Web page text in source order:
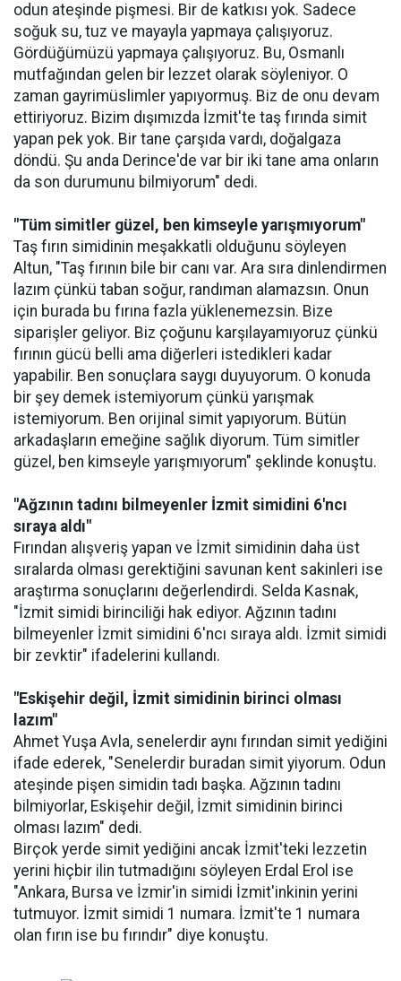
odun ateşinde pişmesi. Bir de katkısı yok. Sadece
soğuk su, tuz ve mayayla yapmaya çalışıyoruz.
Gördüğümüzü yapmaya çalışıyoruz. Bu, Osmanlı
mutfağından gelen bir lezzet olarak söyleniyor. O
zaman gayrimüslimler yapıyormuş. Biz de onu devam
ettiriyoruz. Bizim dışımızda İzmit'te taş fırında simit
yapan pek yok. Bir tane çarşıda vardı, doğalgaza
döndü. Şu anda Derince'de var bir iki tane ama onların
da son durumunu bilmiyorum" dedi.
"Tüm simitler güzel, ben kimseyle yarışmıyorum"
Taş fırın simidinin meşakkatli olduğunu söyleyen
Altun, "Taş fırının bile bir canı var. Ara sıra dinlendirmen
lazım çünkü taban soğur, randıman alamazsın. Onun
için burada bu fırına fazla yüklenemezsin. Bize
siparişler geliyor. Biz çoğunu karşılayamıyoruz çünkü
fırının gücü belli ama diğerleri istedikleri kadar
yapabilir. Ben sonuçlara saygı duyuyorum. O konuda
bir şey demek istemiyorum çünkü yarışmak
istemiyorum. Ben orijinal simit yapıyorum. Bütün
arkadaşların emeğine sağlık diyorum. Tüm simitler
güzel, ben kimseyle yarışmıyorum" şeklinde konuştu.
"Ağzının tadını bilmeyenler İzmit simidini 6'ncı
sıraya aldı"
Fırından alışveriş yapan ve İzmit simidinin daha üst
sıralarda olması gerektiğini savunan kent sakinleri ise
araştırma sonuçlarını değerlendirdi. Selda Kasnak,
"İzmit simidi birinciliği hak ediyor. Ağzının tadını
bilmeyenler İzmit simidini 6'ncı sıraya aldı. İzmit simidi
bir zevktir" ifadelerini kullandı.
"Eskişehir değil, İzmit simidinin birinci olması
lazım"
Ahmet Yuşa Avla, senelerdir aynı fırından simit yediğini
ifade ederek, "Senelerdir buradan simit yiyorum. Odun
ateşinde pişen simidin tadı başka. Ağzının tadını
bilmiyorlar, Eskişehir değil, İzmit simidinin birinci
olması lazım" dedi.
Birçok yerde simit yediğini ancak İzmit'teki lezzetin
yerini hiçbir ilin tutmadığını söyleyen Erdal Erol ise
"Ankara, Bursa ve İzmir'in simidi İzmit'inkinin yerini
tutmuyor. İzmit simidi 1 numara. İzmit'te 1 numara
olan fırın ise bu fırındır" diye konuştu.